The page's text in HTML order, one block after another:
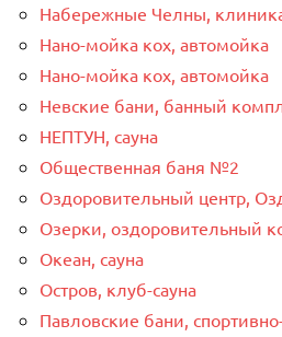
Набережные Челны,
Нано-мойка кох, автомойка
Нано-мойка кох, автомойка
Невские бани, банный
НЕПТУН, сауна
Общественная баня №2
Оздоровительный центр,
Озерки, оздоровительный
Океан, сауна
Остров, клуб-сауна
Павловские бани,